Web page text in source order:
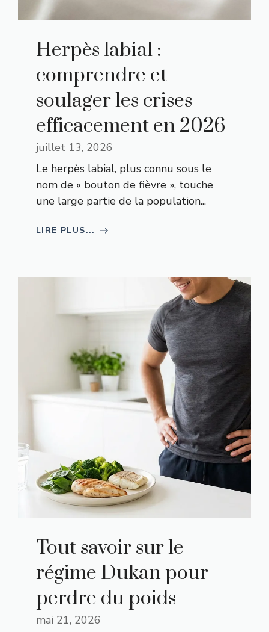
Herpès labial :
comprendre et
soulager les crises
efficacement en 2026
juillet 13, 2026
Le herpès labial, plus connu sous le
nom de « bouton de fièvre », touche
une large partie de la population...
LIRE PLUS...
Tout savoir sur le
régime Dukan pour
perdre du poids
mai 21, 2026